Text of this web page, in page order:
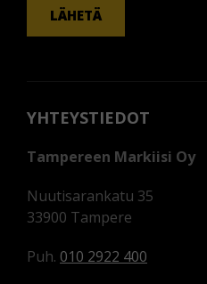
LÄHETÄ
YHTEYSTIEDOT
Tampereen Markiisi Oy
Nuutisarankatu 35
33900 Tampere
Puh. 010 2922 400